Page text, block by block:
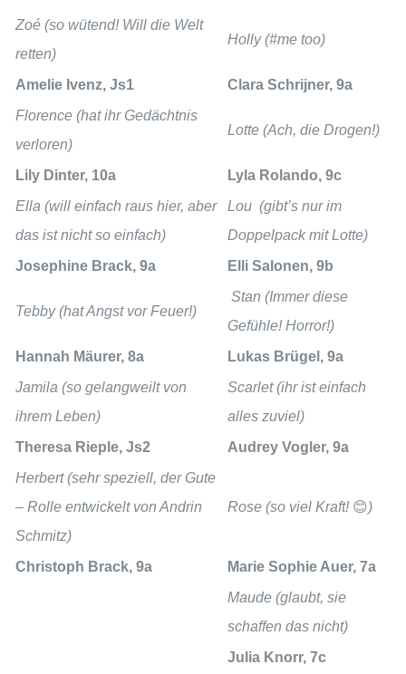
Zoé (so wütend! Will die Welt
retten)
Holly(#me too)
Amelie Ivenz, Js1
Clara Schrijner, 9a
Florence (hat ihr Gedächtnis
verloren)
Lotte (Ach, die Drogen!)
Lily Dinter, 10a
Lyla Rolando, 9c
Ella (will einfach raus hier, aber
das ist nicht so einfach)
Lou (gibt’s nur im
Doppelpack mit Lotte)
Josephine Brack, 9a
Elli Salonen, 9b
Tebby(hat Angst vor Feuer!)
Stan (Immer diese
Gefühle! Horror!)
Hannah Mäurer, 8a
Lukas Brügel, 9a
Jamila (so gelangweilt von
ihrem Leben)
Scarlet(ihr ist einfach
alles zuviel)
Theresa Rieple, Js2
Audrey Vogler, 9a
Herbert(sehr speziell, der Gute
– Rolle entwickelt von Andrin
Schmitz)
Rose (so viel Kraft! 😊)
Christoph Brack, 9a
Marie Sophie Auer, 7a
Maude (glaubt, sie
schaffen das nicht)
Julia Knorr, 7c